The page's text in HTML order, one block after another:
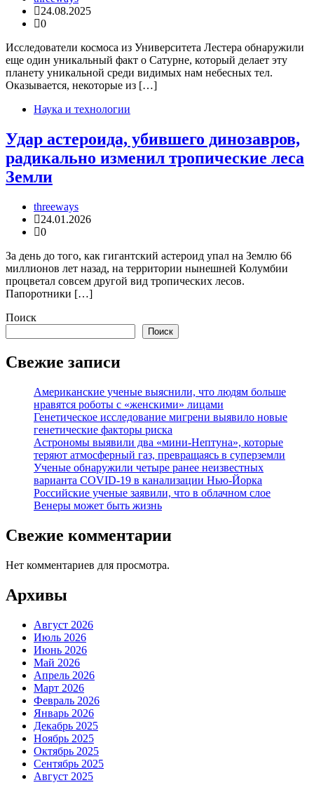
24.08.2025
0
Исследователи космоса из Университета Лестера обнаружили
еще один уникальный факт о Сатурне, который делает эту
планету уникальной среди видимых нам небесных тел.
Оказывается, некоторые из […]
Наука и технологии
Удар астероида, убившего динозавров,
радикально изменил тропические леса
Земли
threeways
24.01.2026
0
За день до того, как гигантский астероид упал на Землю 66
миллионов лет назад, на территории нынешней Колумбии
процветал совсем другой вид тропических лесов.
Папоротники […]
Поиск
Поиск
Свежие записи
Американские ученые выяснили, что людям больше
нравятся роботы с «женскими» лицами
Генетическое исследование мигрени выявило новые
генетические факторы риска
Астрономы выявили два «мини-Нептуна», которые
теряют атмосферный газ, превращаясь в суперземли
Ученые обнаружили четыре ранее неизвестных
варианта COVID-19 в канализации Нью-Йорка
Российские ученые заявили, что в облачном слое
Венеры может быть жизнь
Свежие комментарии
Нет комментариев для просмотра.
Архивы
Август 2026
Июль 2026
Июнь 2026
Май 2026
Апрель 2026
Март 2026
Февраль 2026
Январь 2026
Декабрь 2025
Ноябрь 2025
Октябрь 2025
Сентябрь 2025
Август 2025